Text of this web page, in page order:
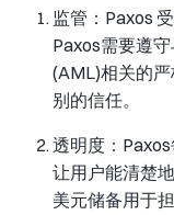
监管：Paxos
Paxos需要遵
(AML)相关的
别的信任。
透明度：
让用户能清楚
美元储备用于